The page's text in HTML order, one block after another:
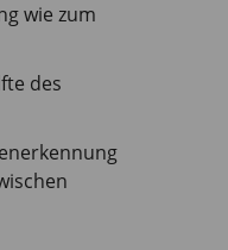
wie zum
des